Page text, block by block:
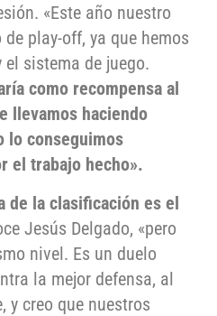
«Este año nuestro
play-off, ya que hemos
sistema de juego.
como recompensa al
llevamos haciendo
lo conseguimos
el trabajo hecho».
de la clasificación es el
Jesús Delgado, «pero
nivel. Es un duelo
la mejor defensa, al
y creo que nuestros